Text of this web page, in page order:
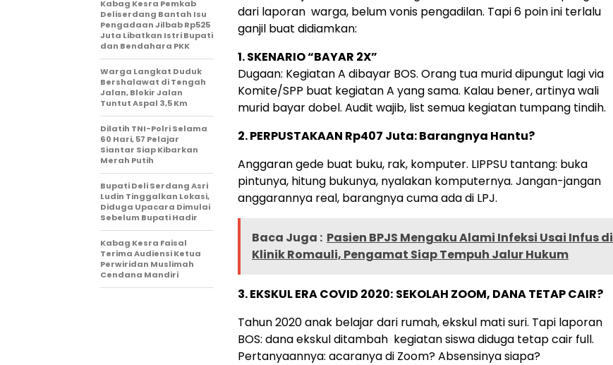
dari laporan warga, belum vonis pengadilan. Tapi 6 poin ini terlalu
ganjil buat didiamkan:
1. SKENARIO “BAYAR 2X”
Dugaan: Kegiatan A dibayar BOS. Orang tua murid dipungut lagi via
Komite/SPP buat kegiatan A yang sama. Kalau bener, artinya wali
murid bayar dobel. Audit wajib, list semua kegiatan tumpang tindih.
2. PERPUSTAKAAN Rp407 Juta: Barangnya Hantu?
Anggaran gede buat buku, rak, komputer. LIPPSU tantang: buka
pintunya, hitung bukunya, nyalakan komputernya. Jangan-jangan
anggarannya real, barangnya cuma ada di LPJ.
Baca Juga : Pasien BPJS Mengaku Alami Infeksi Usai Infus di
Klinik Romauli, Pengamat Siap Tempuh Jalur Hukum
3. EKSKUL ERA COVID 2020: SEKOLAH ZOOM, DANA TETAP CAIR?
Tahun 2020 anak belajar dari rumah, ekskul mati suri. Tapi laporan
BOS: dana ekskul ditambah kegiatan siswa diduga tetap cair full.
Pertanyaannya: acaranya di Zoom? Absensinya siapa?
Kabag Kesra Pemkab
Deliserdang Bantah Isu
Pengadaan Jilbab Rp525
Juta Libatkan Istri Bupati
dan Bendahara PKK
Warga Langkat Duduk
Bershalawat di Tengah
Jalan, Blokir Jalan
Tuntut Aspal 3,5 Km
Dilatih TNI-Polri Selama
60 Hari, 57 Pelajar
Siantar Siap Kibarkan
Merah Putih
Bupati Deli Serdang Asri
Ludin Tinggalkan Lokasi,
Diduga Upacara Dimulai
Sebelum Bupati Hadir
Kabag Kesra Faisal
Terima Audiensi Ketua
Perwiridan Muslimah
Cendana Mandiri